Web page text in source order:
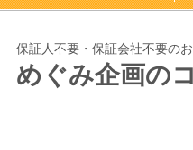
保証人不要・保証会社不要の
めぐみ企画の